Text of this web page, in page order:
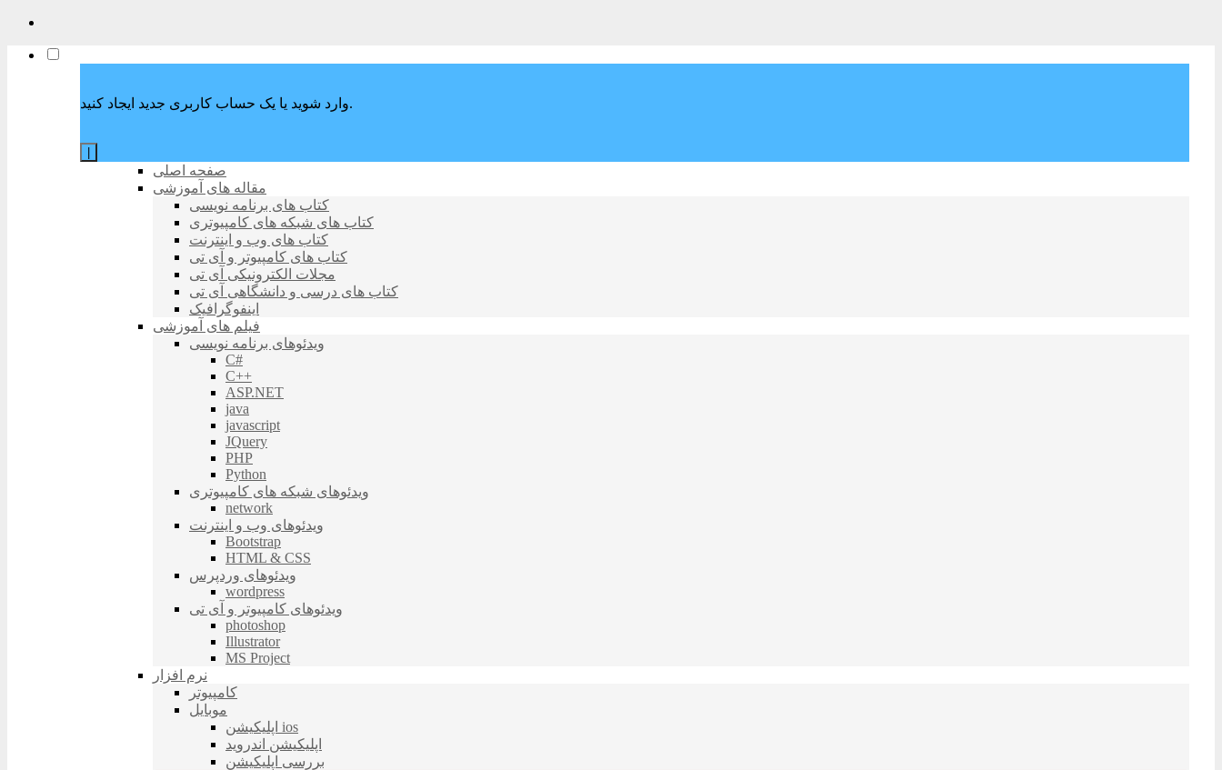
وارد شوید یا یک حساب کاربری جدید ایجاد کنید.
صفحه اصلی
مقاله های آموزشی
کتاب های برنامه نویسی
کتاب های شبکه های کامپیوتری
کتاب های وب و اینترنت
کتاب های کامپیوتر و آی تی
مجلات الکترونیکی آی تی
کتاب های درسی و دانشگاهی آی تی
اینفوگرافیک
فیلم های آموزشی
ویدئوهای برنامه نویسی
C#
C++
ASP.NET
java
javascript
JQuery
PHP
Python
ویدئوهای شبکه های کامپیوتری
network
ویدئوهای وب و اینترنت
Bootstrap
HTML & CSS
ویدئوهای وردپرس
wordpress
ویدئوهای کامپیوتر و آی تی
photoshop
Illustrator
MS Project
نرم افزار
کامپیوتر
موبایل
اپلیکیشن ios
اپلیکیشن اندروید
بررسی اپلیکیشن